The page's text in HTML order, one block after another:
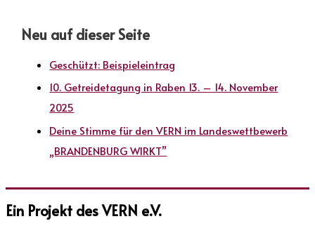
Neu auf dieser Seite
Geschützt: Beispieleintrag
10. Getreidetagung in Raben 13. – 14. November
2025
Deine Stimme für den VERN im Landeswettbewerb
„BRANDENBURG WIRKT”
Ein Projekt des VERN e.V.